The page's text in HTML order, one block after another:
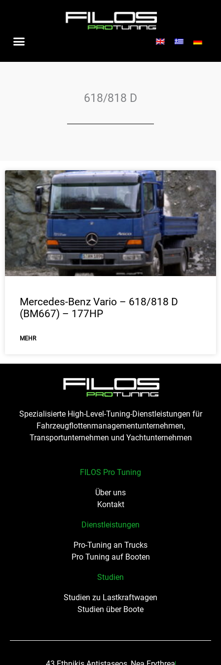
618/818 D
Mercedes-Benz Vario – 618/818 D
(BM667) – 177HP
ΜEHR
Spezialisierte High-Level-Tuning-Dienstleistungen für
Fahrzeugflottenmanagementunternehmen,
Transportunternehmen und Yachtunternehmen
FILOS Pro Tuning
Über uns
Kontakt
Dienstleistungen
Pro-Tuning an Trucks
Pro Tuning auf Booten
Studien
Studien zu Lastkraftwagen
Studien über Boote